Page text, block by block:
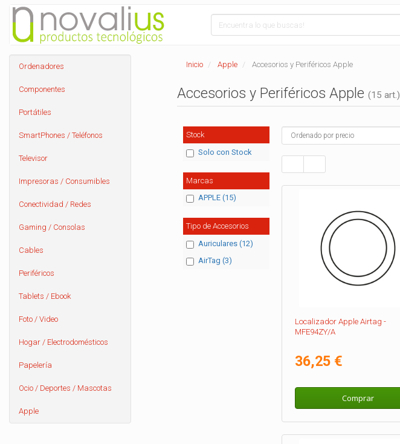
Ordenadores
Componentes
Portátiles
SmartPhones / Teléfonos
Televisor
Impresoras / Consumibles
Conectividad / Redes
Gaming / Consolas
Cables
Periféricos
Tablets / Ebook
Foto / Video
Hogar / Electrodomésticos
Papelería
Ocio / Deportes / Mascotas
Apple
Inicio Apple Accesorios y Periféricos Apple
Accesorios y Periféricos Apple (15 art.)
Stock
Solo con Stock
Marcas
APPLE (15)
Tipo de Accesorios
Auriculares (12)
AirTag (3)
Localizador Apple Airtag -
MFE94ZY/A
36,25 €
Comprar